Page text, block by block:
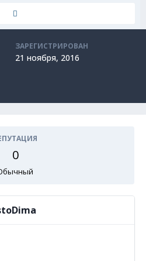
ЗАРЕГИСТРИРОВАН
21 ноября, 2016
0